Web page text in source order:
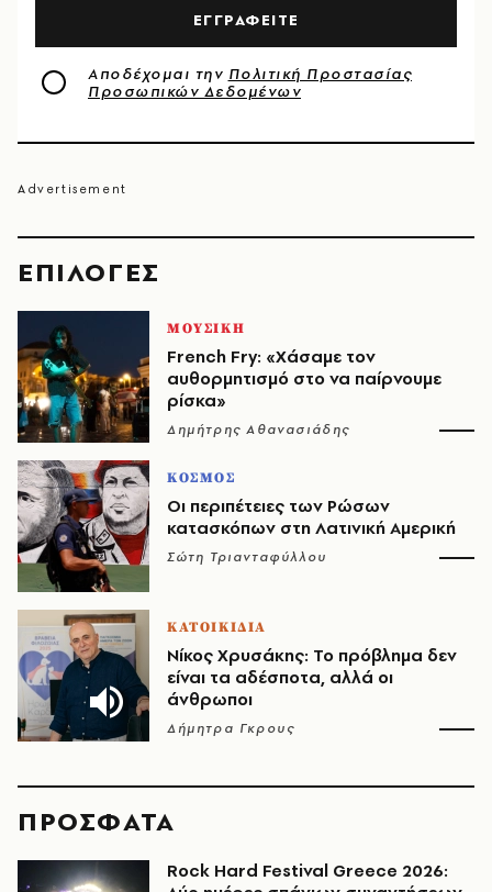
EΠΙΛΟΓΈΣ
ΜΟΥΣΙΚΗ
French Fry: «Χάσαμε τον
αυθορμητισμό στο να παίρνουμε
ρίσκα»
Δημήτρης Αθανασιάδης
ΚΟΣΜΟΣ
Οι περιπέτειες των Ρώσων
κατασκόπων στη Λατινική Αμερική
Σώτη Τριανταφύλλου
ΚΑΤΟΙΚΙΔΙΑ
Νίκος Χρυσάκης: Το πρόβλημα δεν
είναι τα αδέσποτα, αλλά οι
άνθρωποι
Δήμητρα Γκρους
ΕΓΓΡΑΦΕΙΤΕ
Αποδέχομαι την Πολιτική Προστασίας
Προσωπικών Δεδομένων
ΠΡΟΣΦΑΤΑ
Rock Hard Festival Greece 2026: